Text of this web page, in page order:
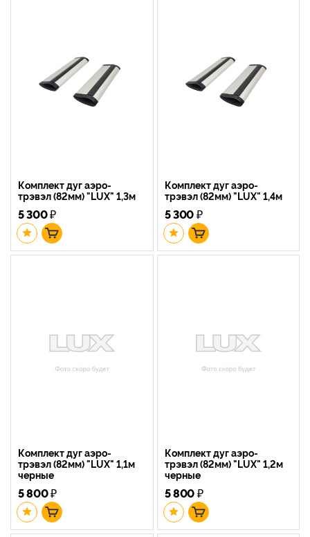
Комплект дуг аэро-
трэвэл (82мм) "LUX" 1,3м
5 300₽
Комплект дуг аэро-
трэвэл (82мм) "LUX" 1,4м
5 300₽
Комплект дуг аэро-
трэвэл (82мм) "LUX" 1,1м
черные
5 800₽
Комплект дуг аэро-
трэвэл (82мм) "LUX" 1,2м
черные
5 800₽